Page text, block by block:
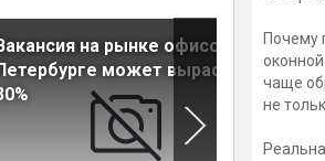
на рынке офисов в
может вырасти на
Почему
чаще
не